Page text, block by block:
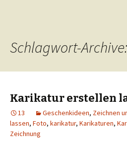
Schlagwort-
Karikatur erstellen
13 Geschenkideen, Zeichnen
lassen, Foto, karikatur, Karikaturen,
Zeichnung